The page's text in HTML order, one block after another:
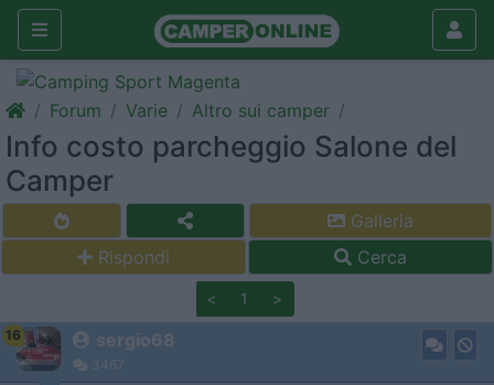
Forum Varie Altro sui camper
Info costo parcheggio Salone del
Camper
Galleria
Rispondi
Cerca
< 1 >
16 sergio68
3467